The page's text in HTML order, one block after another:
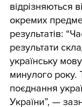
відрізняються
окремих
результатів:
результати
українську
минулого року.
поєднання
України”, —